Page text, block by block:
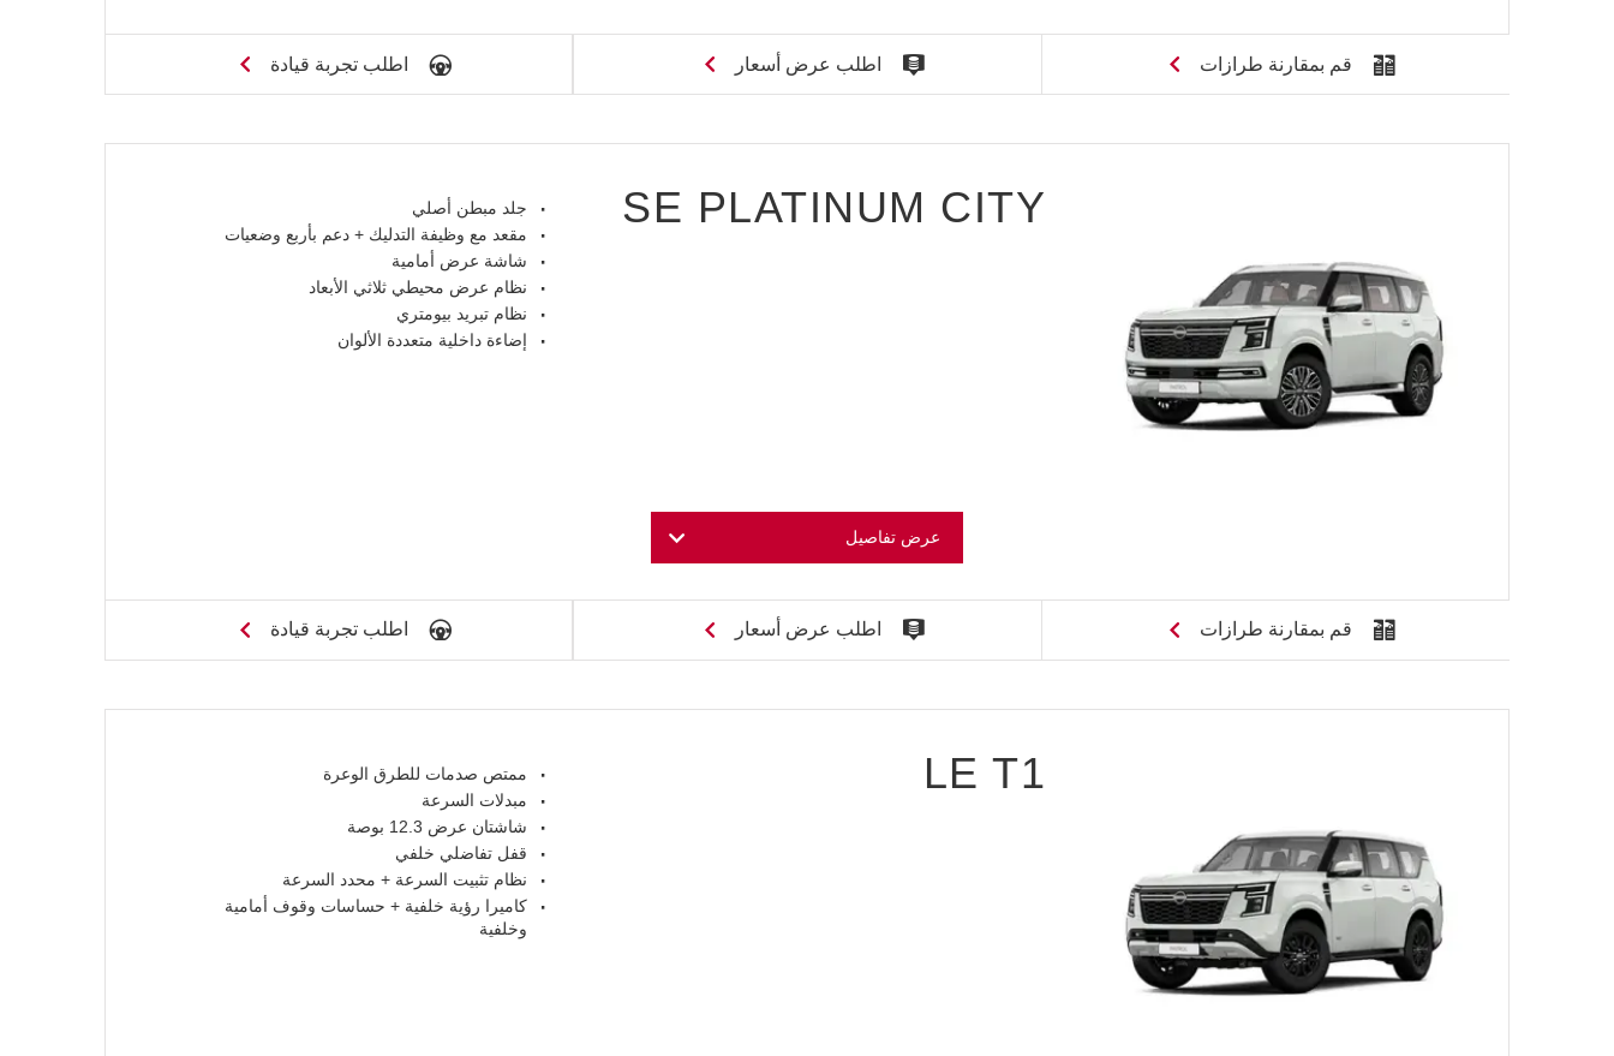
قم بمقارنة طرازات اطلب عرض أسعار اطلب تجربة قيادة
SE PLATINUM CITY
جلد مبطن أصلي
مقعد مع وظيفة التدليك + دعم بأربع وضعيات
شاشة عرض أمامية
نظام عرض محيطي ثلاثي الأبعاد
نظام تبريد بيومتري
إضاءة داخلية متعددة الألوان
عرض تفاصيل
قم بمقارنة طرازات اطلب عرض أسعار اطلب تجربة قيادة
LE T1
ممتص صدمات للطرق الوعرة
مبدلات السرعة
شاشتان عرض 12.3 بوصة
قفل تفاضلي خلفي
نظام تثبيت السرعة + محدد السرعة
كاميرا رؤية خلفية + حساسات وقوف أمامية
وخلفية